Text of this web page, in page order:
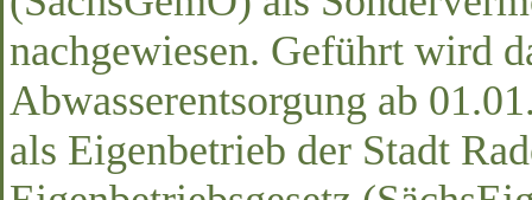
nachgewiesen. Geführt wird
Abwasserentsorgung ab
als Eigenbetrieb der Stadt